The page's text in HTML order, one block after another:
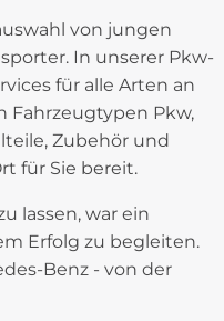
von jungen
In unserer Pkw-
für alle Arten an
Fahrzeugtypen Pkw,
Zubehör und
für Sie bereit.
lassen, war ein
Erfolg zu begleiten.
Benz - von der